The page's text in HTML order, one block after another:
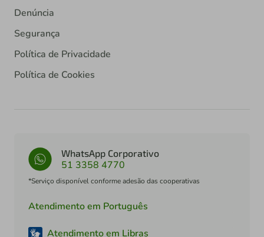
Denúncia
Segurança
Política de Privacidade
Política de Cookies
WhatsApp Corporativo
51 3358 4770
*Serviço disponível conforme adesão das cooperativas
Atendimento em Português
Atendimento em Libras